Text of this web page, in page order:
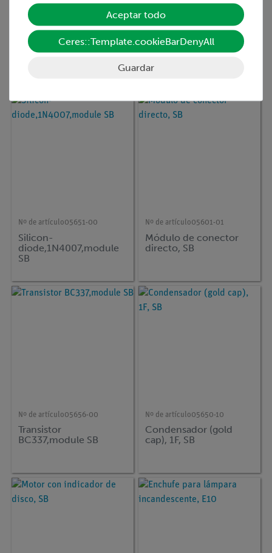
Nº de artículo05630-01
Resistencia NTC
(coeficiente de
temperatura negativo),
Nº de artículo05666-00
Almacenaje de gas, SB
Nº de artículo05651-00
Silicon-
diode,1N4007,module
SB
Nº de artículo05601-01
Módulo de conector
directo, SB
Nº de artículo05656-00
Transistor
BC337,module SB
Nº de artículo05650-10
Condensador (gold
cap), 1F, SB
Aceptar todo
Ceres::Template.cookieBarDenyAll
Guardar